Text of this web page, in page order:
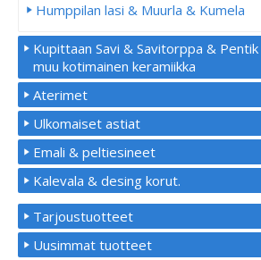
Humppilan lasi & Muurla & Kumela
Kupittaan Savi & Savitorppa &
muu kotimainen keramiikka
Aterimet
Ulkomaiset astiat
Emali & peltiesineet
Kalevala & desing korut.
Tarjoustuotteet
Uusimmat tuotteet